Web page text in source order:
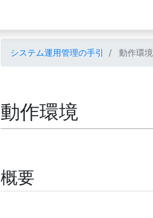
システム運用管理の手引 動作環境
動作環境
概要